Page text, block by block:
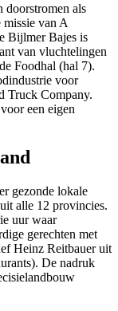
doorstromen als
van A
Bijlmer Bajes is
van vluchtelingen
Foodhal (hal 7).
voor
Truck Company.
een eigen
gezonde lokale
alle 12 provincies.
uur waar
gerechten met
Heinz Reitbauer uit
De nadruk